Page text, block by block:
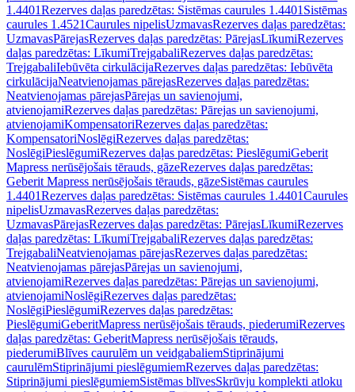
1.4401Rezerves daļas paredzētas: Sistēmas caurules 1.4401 Sistēmas
caurules 1.4521Caurules nipelisUzmavasRezerves daļas paredzētas:
UzmavasPārejasRezerves daļas paredzētas: PārejasLīkumiRezerves
daļas paredzētas: LīkumiTrejgabaliRezerves daļas paredzētas:
TrejgabaliIebūvēta cirkulācijaRezerves daļas paredzētas: Iebūvēta
cirkulācijaNeatvienojamas pārejasRezerves daļas paredzētas:
Neatvienojamas pārejasPārejas un savienojumi,
atvienojamiRezerves daļas paredzētas: Pārejas un savienojumi,
atvienojamiKompensatoriRezerves daļas paredzētas:
KompensatoriNoslēgiRezerves daļas paredzētas:
NoslēgiPieslēgumiRezerves daļas paredzētas: PieslēgumiGeberit
Mapress nerūsējošais tērauds, gāzeRezerves daļas paredzētas:
Geberit Mapress nerūsējošais tērauds, gāzeSistēmas caurules
1.4401Rezerves daļas paredzētas: Sistēmas caurules 1.4401Caurules
nipelisUzmavasRezerves daļas paredzētas:
UzmavasPārejasRezerves daļas paredzētas: PārejasLīkumiRezerves
daļas paredzētas: LīkumiTrejgabaliRezerves daļas paredzētas:
TrejgabaliNeatvienojamas pārejasRezerves daļas paredzētas:
Neatvienojamas pārejasPārejas un savienojumi,
atvienojamiRezerves daļas paredzētas: Pārejas un savienojumi,
atvienojamiNoslēgiRezerves daļas paredzētas:
NoslēgiPieslēgumiRezerves daļas paredzētas:
PieslēgumiGeberitMapress nerūsējošais tērauds, piederumiRezerves
daļas paredzētas: GeberitMapress nerūsējošais tērauds,
piederumiBlīves caurulēm un veidgabaliemStiprinājumi
caurulēmStiprinājumi pieslēgumiemRezerves daļas paredzētas:
Stiprinājumi pieslēgumiemSistēmas blīvesSkrūvju komplekti atloku